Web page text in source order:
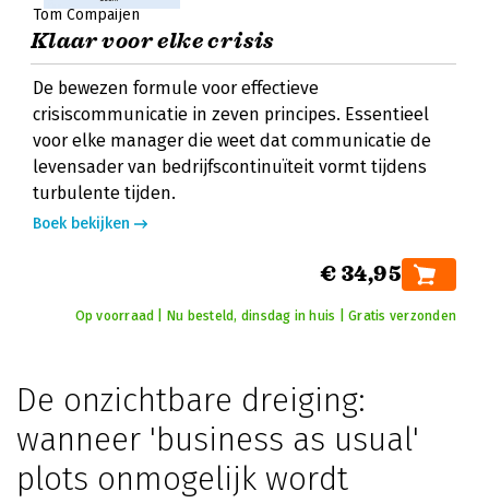
Tom Compaijen
Klaar voor elke crisis
De bewezen formule voor effectieve
crisiscommunicatie in zeven principes. Essentieel
voor elke manager die weet dat communicatie de
levensader van bedrijfscontinuïteit vormt tijdens
turbulente tijden.
Boek bekijken
€ 34,95
Op voorraad | Nu besteld, dinsdag in huis | Gratis verzonden
De onzichtbare dreiging:
wanneer 'business as usual'
plots onmogelijk wordt